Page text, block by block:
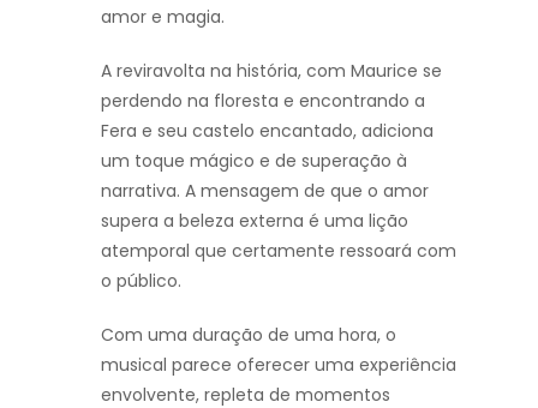
amor e magia.
A reviravolta na história, com Maurice se
perdendo na floresta e encontrando a
Fera e seu castelo encantado, adiciona
um toque mágico e de superação à
narrativa. A mensagem de que o amor
supera a beleza externa é uma lição
atemporal que certamente ressoará com
o público.
Com uma duração de uma hora, o
musical parece oferecer uma experiência
envolvente, repleta de momentos